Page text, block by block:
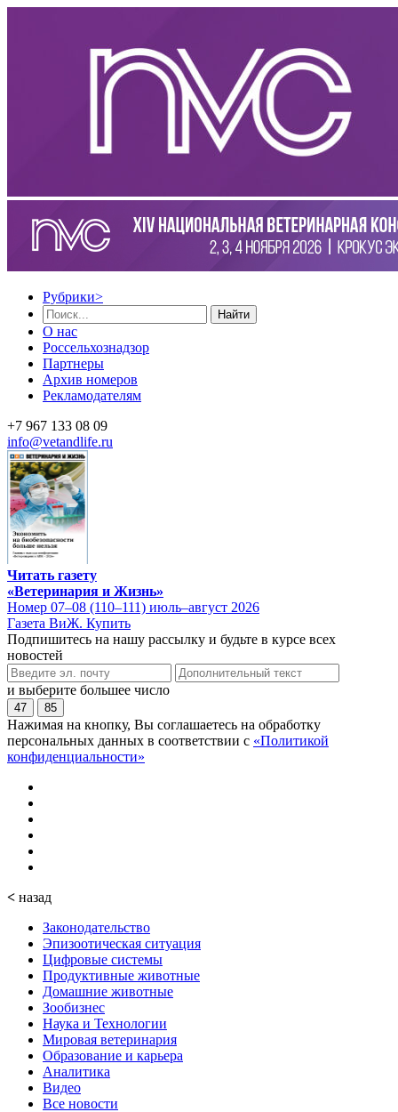
Рубрики>
Найти
О нас
Россельхознадзор
Партнеры
Архив номеров
Рекламодателям
+7 967 133 08 09
info@vetandlife.ru
Читать газету
«Ветеринария и Жизнь»
Номер 07–08 (110–111) июль–август 2026
Газета ВиЖ. Купить
Подпишитесь на нашу рассылку и будьте в курсе всех
новостей
и выберите большее число
47 85
Нажимая на кнопку, Вы соглашаетесь на обработку
персональных данных в соответствии с «Политикой
конфиденциальности»
< назад
Законодательство
Эпизоотическая ситуация
Цифровые системы
Продуктивные животные
Домашние животные
Зообизнес
Наука и Технологии
Мировая ветеринария
Образование и карьера
Аналитика
Видео
Все новости